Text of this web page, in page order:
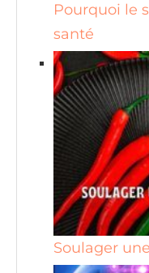
Pourquoi le
santé
Soulager